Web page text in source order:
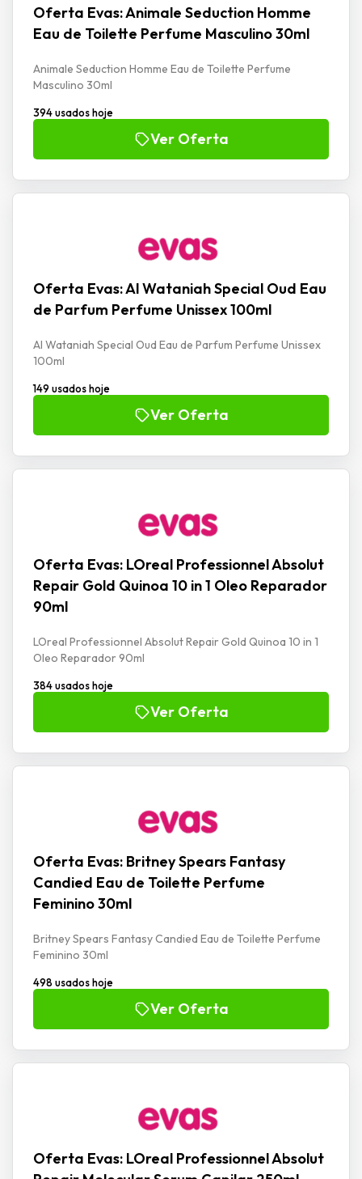
Oferta Evas: Animale Seduction Homme
Eau de Toilette Perfume Masculino 30ml
Animale Seduction Homme Eau de Toilette Perfume
Masculino 30ml
394 usados hoje
Ver Oferta
Oferta Evas: Al Wataniah Special Oud Eau
de Parfum Perfume Unissex 100ml
Al Wataniah Special Oud Eau de Parfum Perfume Unissex
100ml
149 usados hoje
Ver Oferta
Oferta Evas: LOreal Professionnel Absolut
Repair Gold Quinoa 10 in 1 Oleo Reparador
90ml
LOreal Professionnel Absolut Repair Gold Quinoa 10 in 1
Oleo Reparador 90ml
384 usados hoje
Ver Oferta
Oferta Evas: Britney Spears Fantasy
Candied Eau de Toilette Perfume
Feminino 30ml
Britney Spears Fantasy Candied Eau de Toilette Perfume
Feminino 30ml
498 usados hoje
Ver Oferta
Oferta Evas: LOreal Professionnel Absolut